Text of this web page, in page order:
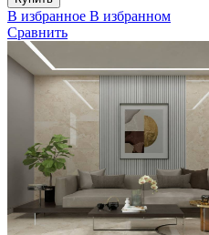
В избранное В избранном
Сравнить